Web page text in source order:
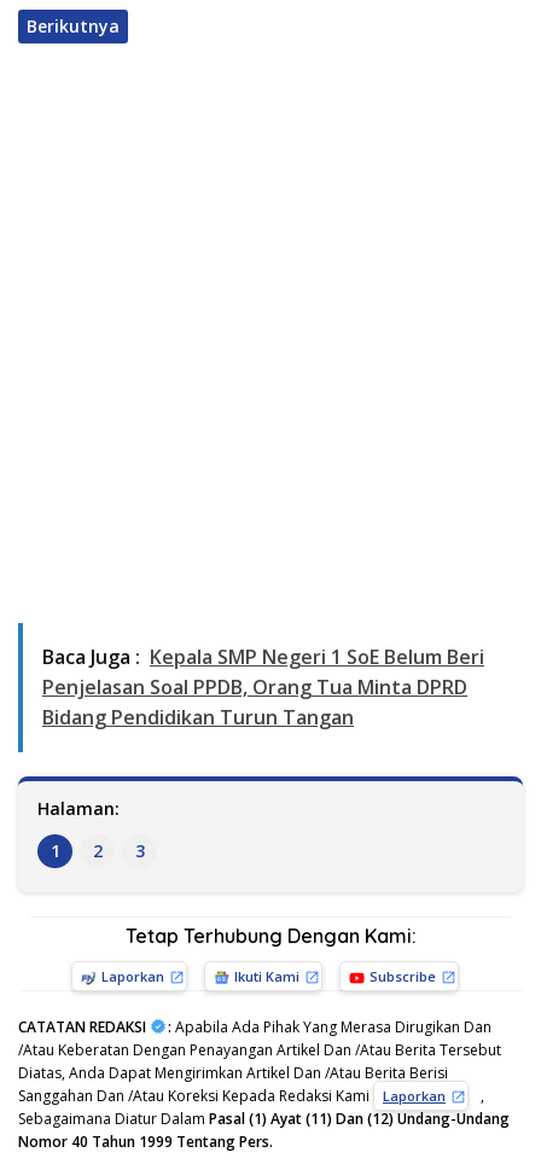
Berikutnya
Baca Juga : Kepala SMP Negeri 1 SoE Belum Beri
Penjelasan Soal PPDB, Orang Tua Minta DPRD
Bidang Pendidikan Turun Tangan
Halaman:
1
2 3
Tetap Terhubung Dengan Kami:
Laporkan Ikuti Kami Subscribe
CATATAN REDAKSI : Apabila Ada Pihak Yang Merasa Dirugikan Dan
/Atau Keberatan Dengan Penayangan Artikel Dan /Atau Berita Tersebut
Diatas, Anda Dapat Mengirimkan Artikel Dan /Atau Berita Berisi
Sanggahan Dan /Atau Koreksi Kepada Redaksi Kami
Laporkan
,
Sebagaimana Diatur Dalam Pasal (1) Ayat (11) Dan (12) Undang-Undang
Nomor 40 Tahun 1999 Tentang Pers.